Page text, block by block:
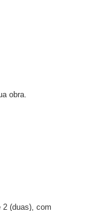
obra.
2 (duas), com